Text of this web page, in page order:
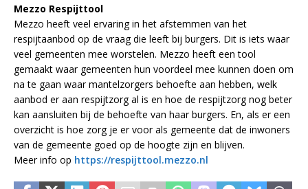
Mezzo Respijttool
Mezzo heeft veel ervaring in het afstemmen van het
respijtaanbod op de vraag die leeft bij burgers. Dit is iets waar
veel gemeenten mee worstelen. Mezzo heeft een tool
gemaakt waar gemeenten hun voordeel mee kunnen doen om
na te gaan waar mantelzorgers behoefte aan hebben, welk
aanbod er aan respijtzorg al is en hoe de respijtzorg nog beter
kan aansluiten bij de behoefte van haar burgers. En, als er een
overzicht is hoe zorg je er voor als gemeente dat de inwoners
van de gemeente goed op de hoogte zijn en blijven.
Meer info op https://respijttool.mezzo.nl